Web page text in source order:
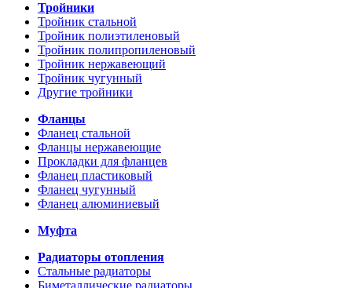
Тройники
Тройник стальной
Тройник полиэтиленовый
Тройник полипропиленовый
Тройник нержавеющий
Тройник чугунный
Другие тройники
Фланцы
Фланец стальной
Фланцы нержавеющие
Прокладки для фланцев
Фланец пластиковый
Фланец чугунный
Фланец алюминиевый
Муфта
Радиаторы отопления
Стальные радиаторы
Биметаллические радиаторы